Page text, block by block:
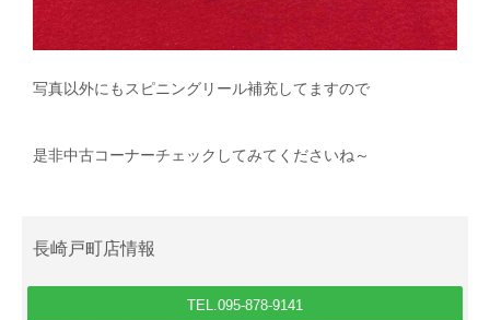
写真以外にもスピニングリール補充してますので
是非中古コーナーチェックしてみてくださいね～
長崎戸町店情報
TEL.095-878-9141